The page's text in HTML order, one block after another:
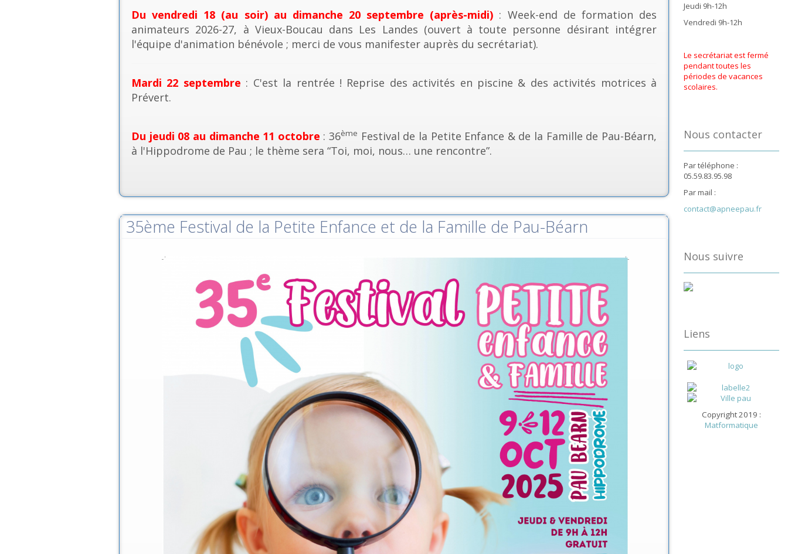
Du vendredi 18 (au soir) au dimanche 20 septembre (après-midi) : Week-end de formation des
animateurs 2026-27, à Vieux-Boucau dans Les Landes (ouvert à toute personne désirant intégrer
l'équipe d'animation bénévole ; merci de vous manifester auprès du secrétariat).
Mardi 22 septembre : C'est la rentrée ! Reprise des activités en piscine & des activités motrices à
Prévert.
Du jeudi 08 au dimanche 11 octobre : 36ème Festival de la Petite Enfance & de la Famille de Pau-Béarn,
à l'Hippodrome de Pau ; le thème sera “Toi, moi, nous… une rencontre”.
35ème Festival de la Petite Enfance et de la Famille de Pau-Béarn
Jeudi 9h-12h
Vendredi 9h-12h
Le secrétariat est fermé
pendant toutes les
périodes de vacances
scolaires.
Nous contacter
Par téléphone :
05.59.83.95.98
Par mail :
contact@apneepau.fr
Nous suivre
Liens
Copyright 2019 :
Matformatique